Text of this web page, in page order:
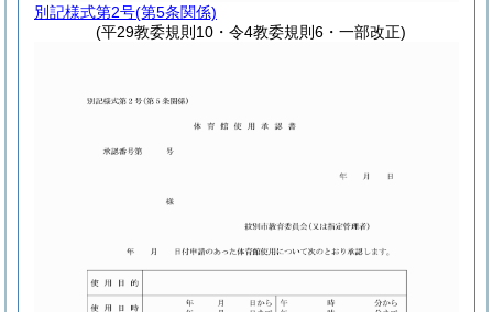
別記様式第2号(第5条関係)
(平29教委規則10・令4教委規則6・一部改正)